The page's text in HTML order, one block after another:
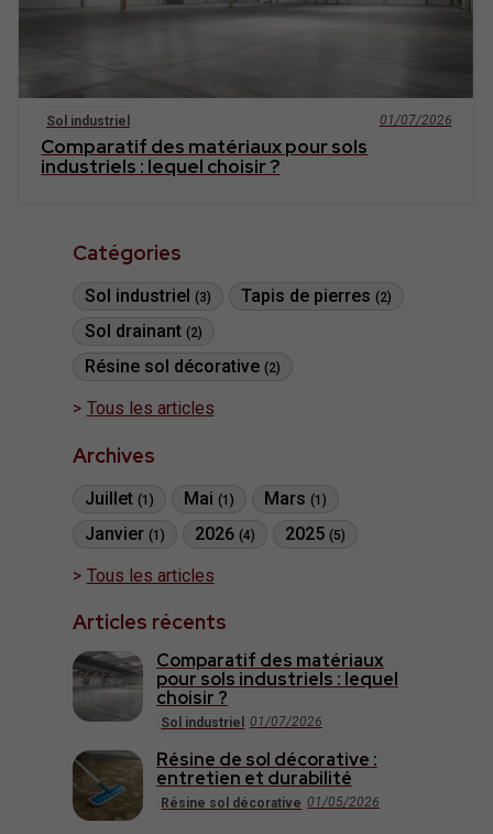
Catégories
Sol industriel (3) Tapis de pierres(2)
Sol drainant (2)
Résine sol décorative (2)
Tous les articles
Archives
Juillet (1) Mai(1) Mars(1)
Janvier (1) 2026(4) 2025(5)
Tous les articles
Articles récents
Sol industriel 01/07/2026
Comparatif des matériaux
pour sols industriels : lequel
choisir ?
Résine sol décorative 01/05/2026
Résine de sol décorative :
entretien et durabilité
Sol industriel 01/07/2026
Comparatif des matériaux pour sols
industriels : lequel choisir ?